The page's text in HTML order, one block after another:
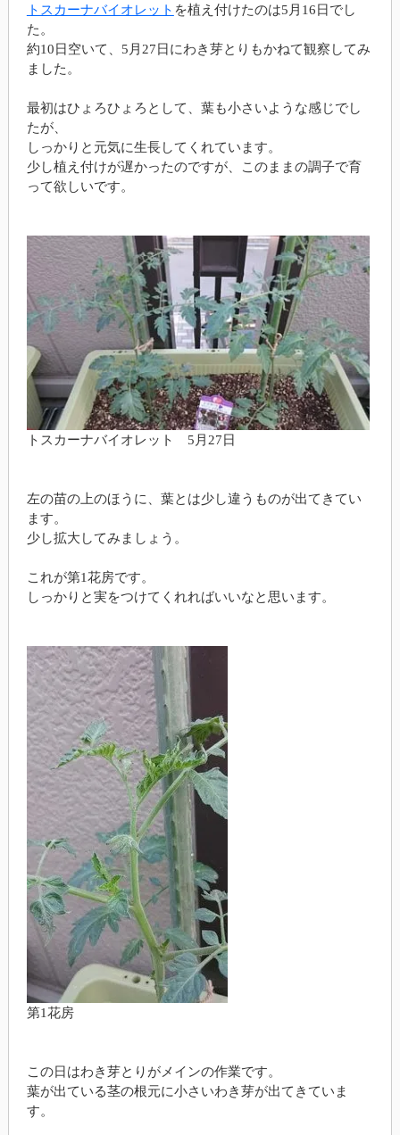
トスカーナバイオレット を植え付けたのは5月16日でし
た。
約10日空いて、5月27日にわき芽とりもかねて観察してみ
ました。
最初はひょろひょろとして、葉も小さいような感じでし
たが、
しっかりと元気に生長してくれています。
少し植え付けが遅かったのですが、このままの調子で育
って欲しいです。
トスカーナバイオレット 5月27日
左の苗の上のほうに、葉とは少し違うものが出てきてい
ます。
少し拡大してみましょう。
これが第1花房です。
しっかりと実をつけてくれればいいなと思います。
第1花房
この日はわき芽とりがメインの作業です。
葉が出ている茎の根元に小さいわき芽が出てきていま
す。